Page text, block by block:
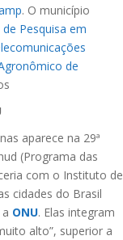
. O município
Pesquisa em
de
aparece na 29ª
(Programa das
com o Instituto de
cidades do Brasil
ONU. Elas integram
alto”, superior a